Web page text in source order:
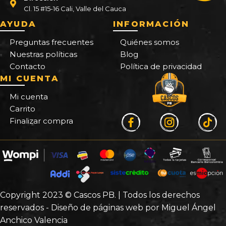
Cl. 15 #15-16 Cali, Valle del Cauca
AYUDA
Preguntas frecuentes
Nuestras políticas
Contacto
INFORMACIÓN
Quiénes somos
Blog
Política de privacidad
MI CUENTA
Mi cuenta
Carrito
Finalizar compra
Copyright 2023 © Cascos PB. | Todos los derechos
reservados - Diseño de páginas web por Miguel Ángel
Anchico Valencia